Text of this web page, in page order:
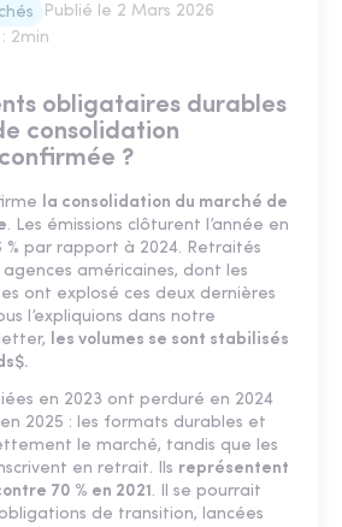
Publié le 2 Mars 2026
2min
obligataires durables
consolidation
?
la consolidation du marché de
. Les émissions clôturent l’année en
% par rapport à 2024. Retraités
agences américaines, dont les
ont explosé ces deux dernières
l’expliquions dans notre
les volumes se sont stabilisés
en 2023 ont perduré en 2024
2025 : les formats durables et
le marché, tandis que les
en retrait. Ils représentent
70 % en 2021. Il se pourrait
de transition, lancées